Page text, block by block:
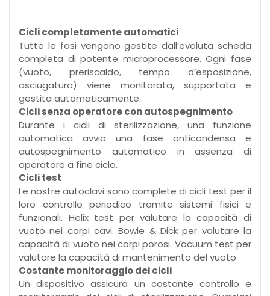
Cicli completamente automatici
Tutte le fasi vengono gestite dall’evoluta scheda
completa di potente microprocessore. Ogni fase
(vuoto, preriscaldo, tempo d’esposizione,
asciugatura) viene monitorata, supportata e
gestita automaticamente.
Cicli senza operatore con autospegnimento
Durante i cicli di sterilizzazione, una funzione
automatica avvia una fase anticondensa e
autospegnimento automatico in assenza di
operatore a fine ciclo.
Cicli test
Le nostre autoclavi sono complete di cicli test per il
loro controllo periodico tramite sistemi fisici e
funzionali. Helix test per valutare la capacità di
vuoto nei corpi cavi. Bowie & Dick per valutare la
capacità di vuoto nei corpi porosi. Vacuum test per
valutare la capacità di mantenimento del vuoto.
Costante monitoraggio dei cicli
Un dispositivo assicura un costante controllo e